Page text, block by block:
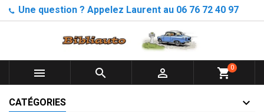
Une question ? Appelez Laurent au 06 76 72 40 97
   shopping_cart0
CATÉGORIES